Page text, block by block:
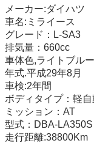
メーカー:ダイハツ
車名:ミライース
グレード：L-SA3
排気量：660cc
車体色,ライトブルー
年式.平成29年8月
車検:2年間
ボディタイプ：軽
ミッション：AT
型式：DBA-LA350S
走行距離:38800Km